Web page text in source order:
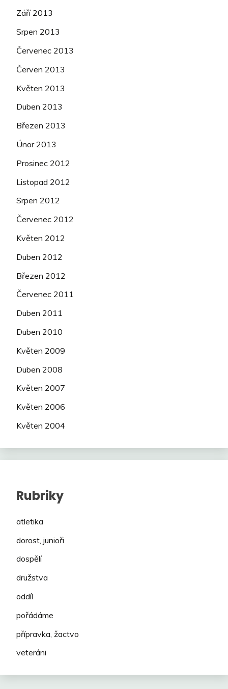
Září 2013
Srpen 2013
Červenec 2013
Červen 2013
Květen 2013
Duben 2013
Březen 2013
Únor 2013
Prosinec 2012
Listopad 2012
Srpen 2012
Červenec 2012
Květen 2012
Duben 2012
Březen 2012
Červenec 2011
Duben 2011
Duben 2010
Květen 2009
Duben 2008
Květen 2007
Květen 2006
Květen 2004
Rubriky
atletika
dorost, junioři
dospělí
družstva
oddíl
pořádáme
přípravka, žactvo
veteráni